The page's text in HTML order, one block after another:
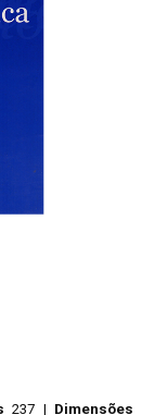
237 | Dimensões